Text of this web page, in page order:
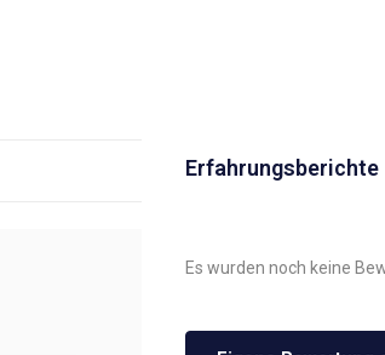
Erfahrungsberichte
Es wurden noch keine